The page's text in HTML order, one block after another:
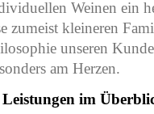
Weinen ein
zumeist kleineren
unseren
am Herzen.
im